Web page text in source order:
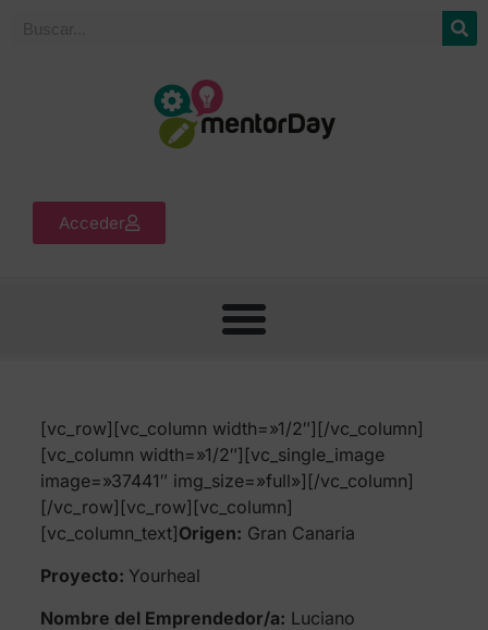
Acceder
[vc_row][vc_column width=»1/2″][/vc_column]
[vc_column width=»1/2″][vc_single_image
image=»37441″ img_size=»full»][/vc_column]
[/vc_row][vc_row][vc_column]
[vc_column_text]Origen: Gran Canaria
Proyecto: Yourheal
Nombre del Emprendedor/a: Luciano